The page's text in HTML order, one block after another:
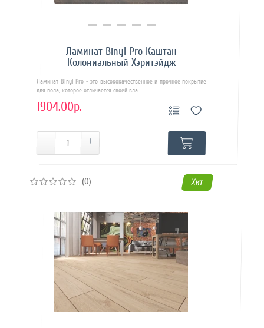
Купить в 1 клик
Ламинат Binyl Pro Каштан
Колониальный Хэритэйдж
Ламинат Binyl Pro - это высококачественное и прочное покрытие
для пола, которое отличается своей вла..
1904.00р.
(0) Хит